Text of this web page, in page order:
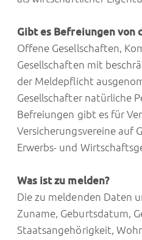
Gibt es Befreiungen von
Offene Gesellschaften,
Gesellschaften mit
der Meldepflicht
Gesellschafter natürliche
Befreiungen gibt es für
Versicherungsvereine auf
Erwerbs- und
Was ist zu melden?
Die zu meldenden Daten
Zuname, Geburtsdatum,
Staatsangehörigkeit,